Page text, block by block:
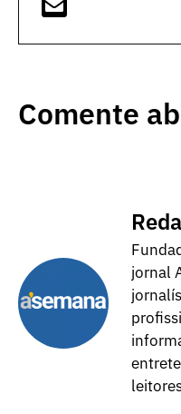
Comente
jornal